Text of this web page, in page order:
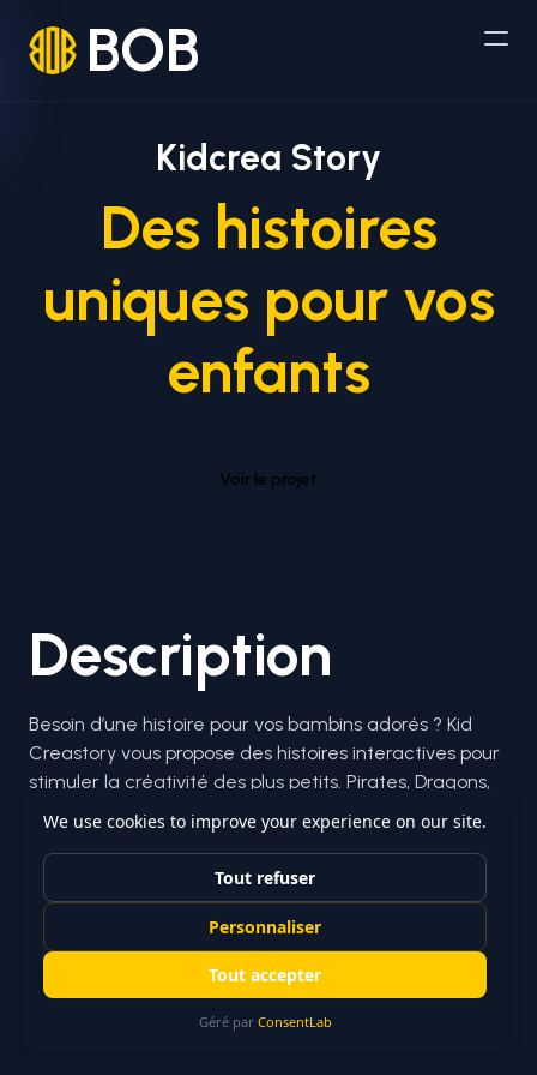
BOB
Kidcrea Story
Des histoires
uniques pour vos
enfants
Voir le projet
Description
Besoin d’une histoire pour vos bambins adorés ? Kid
Creastory vous propose des histoires interactives pour
stimuler la créativité des plus petits. Pirates, Dragons,
Licornes et Magiciens sont au rendez-vous !
Création du site pour la lecture et récupération des
choix de l’utilisateur pour un algorithme de résolution
d’histoire. Deux « mode » d’histoire sont disponible :